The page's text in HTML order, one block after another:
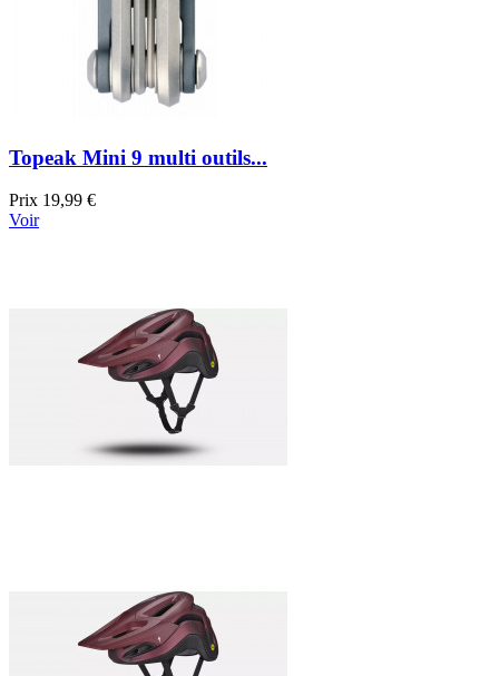
Topeak Mini 9 multi outils...
Prix 19,99 €
Voir